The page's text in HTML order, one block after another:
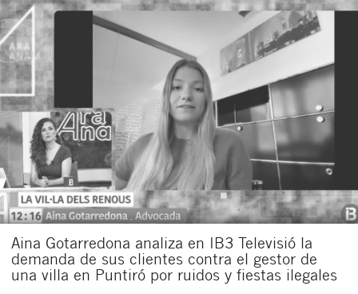
Aina Gotarredona analiza en IB3 Televisió la
demanda de sus clientes contra el gestor de
una villa en Puntiró por ruidos y fiestas ilegales